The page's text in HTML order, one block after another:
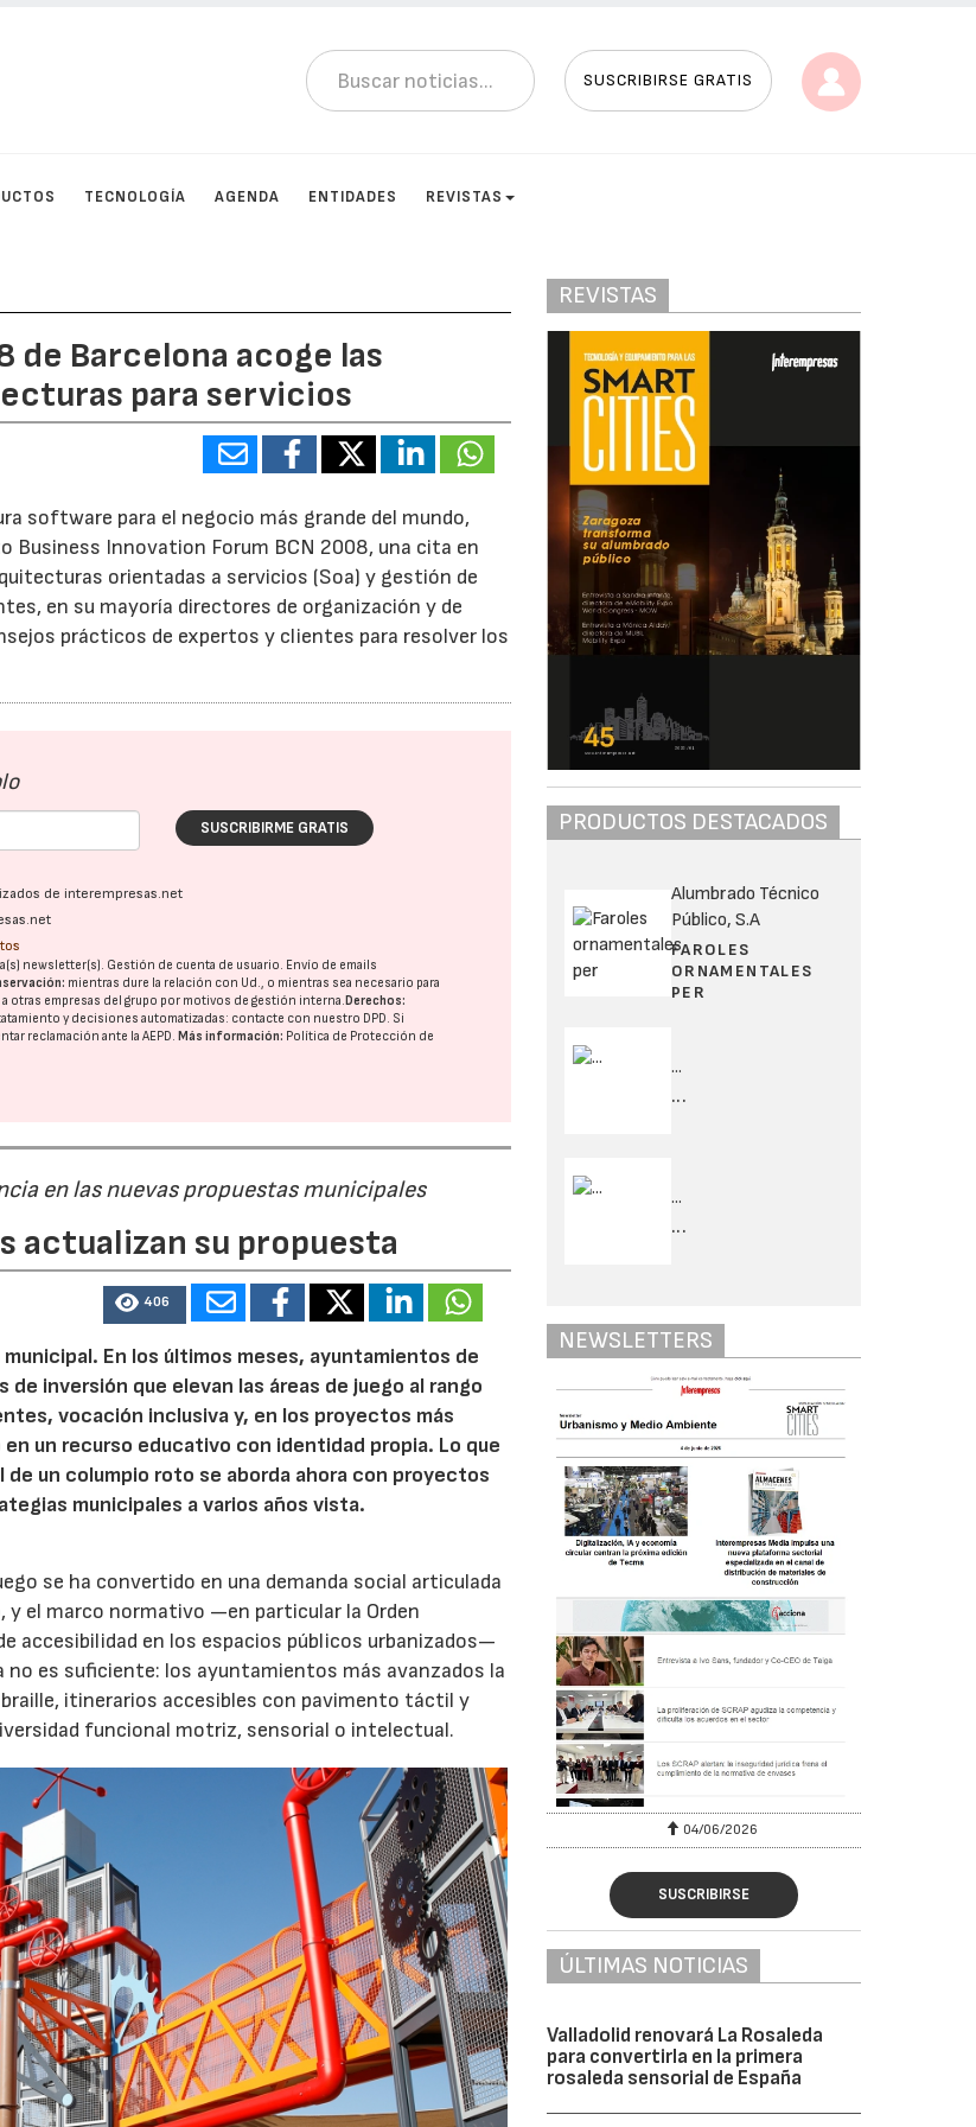
SUSCRIBIRSE GRATIS
TECNOLOGÍA AGENDA ENTIDADES REVISTAS
de Barcelona acoge las
para servicios
software para el negocio más grande del mundo,
Business Innovation Forum BCN 2008, una cita en
orientadas a servicios (Soa) y gestión de
en su mayoría directores de organización y de
prácticos de expertos y clientes para resolver los
SUSCRIBIRME GRATIS
de interempresas.net
newsletter(s). Gestión de cuenta de usuario. Envío de emails
mientras dure la relación con Ud., o mientras sea necesario para
otras empresas del grupo por motivos de gestión interna. Derechos:
y decisiones automatizadas: contacte con nuestro DPD. Si
reclamación ante laAEPD. Más información: Política de Protección de
en las nuevas propuestas municipales
actualizan su propuesta
406
En los últimos meses, ayuntamientos de
inversión que elevan las áreas de juego al rango
vocación inclusiva y, en los proyectos más
un recurso educativo con identidad propia. Lo que
un columpio roto se aborda ahora con proyectos
municipales a varios años vista.
se ha convertido en una demanda social articulada
y el marco normativo —en particular la Orden
accesibilidad en los espacios públicos urbanizados—
es suficiente: los ayuntamientos más avanzados la
itinerarios accesibles con pavimento táctil y
funcional motriz, sensorial o intelectual.
REVISTAS
PRODUCTOS DESTACADOS
Alumbrado Técnico
Público, S.A
FAROLES
ORNAMENTALES
PER
...
...
...
...
NEWSLETTERS
04/06/2026 02/07/2026 04/06/2026
SUSCRIBIRSE
ÚLTIMAS NOTICIAS
Valladolid renovará La Rosaleda
para convertirla en la primera
rosaleda sensorial de España